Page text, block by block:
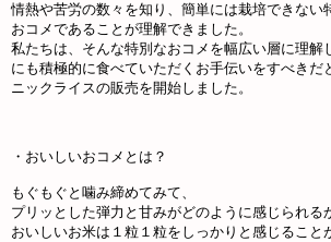
情熱や苦労の数々を知り、簡単には栽培できない
おコメであることが理解できました。
私たちは、そんな特別なおコメを幅広い層に理解
にも積極的に食べていただくお手伝いをすべきだ
ニックライスの販売を開始しました。
・おいしいおコメとは？
もぐもぐと噛み締めてみて、
プリッとした弾力と甘みがどのように感じられる
おいしいお米は１粒１粒をしっかりと感じること